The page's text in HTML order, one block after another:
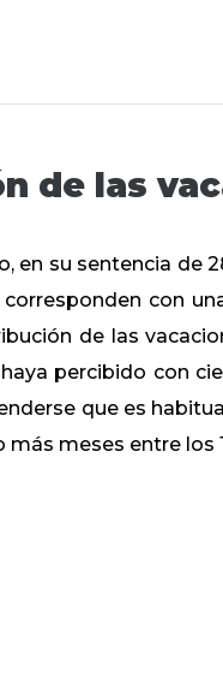
de las
en su sentencia de
con
de las
percibido con
que es
más meses entre los